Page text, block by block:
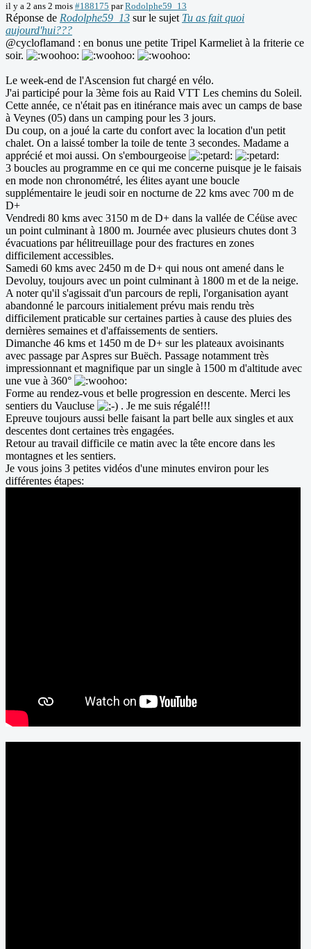
il y a 2 ans 2 mois #188175 parRodolphe59_13
Réponse de Rodolphe59_13 sur le sujet Tu as fait quoi
aujourd'hui???
@cycloflamand : en bonus une petite Tripel Karmeliet à la friterie ce
soir.
Le week-end de l'Ascension fut chargé en vélo.
J'ai participé pour la 3ème fois au Raid VTT Les chemins du Soleil.
Cette année, ce n'était pas en itinérance mais avec un camps de base
à Veynes (05) dans un camping pour les 3 jours.
Du coup, on a joué la carte du confort avec la location d'un petit
chalet. On a laissé tomber la toile de tente 3 secondes. Madame a
apprécié et moi aussi. On s'embourgeoise
3 boucles au programme en ce qui me concerne puisque je le faisais
en mode non chronométré, les élites ayant une boucle
supplémentaire le jeudi soir en nocturne de 22 kms avec 700 m de
D+
Vendredi 80 kms avec 3150 m de D+ dans la vallée de Céüse avec
un point culminant à 1800 m. Journée avec plusieurs chutes dont 3
évacuations par hélitreuillage pour des fractures en zones
difficilement accessibles.
Samedi 60 kms avec 2450 m de D+ qui nous ont amené dans le
Devoluy, toujours avec un point culminant à 1800 m et de la neige.
A noter qu'il s'agissait d'un parcours de repli, l'organisation ayant
abandonné le parcours initialement prévu mais rendu très
difficilement praticable sur certaines parties à cause des pluies des
dernières semaines et d'affaissements de sentiers.
Dimanche 46 kms et 1450 m de D+ sur les plateaux avoisinants
avec passage par Aspres sur Buëch. Passage notamment très
impressionnant et magnifique par un single à 1500 m d'altitude avec
une vue à 360°
Forme au rendez-vous et belle progression en descente. Merci les
sentiers du Vaucluse
. Je me suis régalé!!!
Epreuve toujours aussi belle faisant la part belle aux singles et aux
descentes dont certaines très engagées.
Retour au travail difficile ce matin avec la tête encore dans les
montagnes et les sentiers.
Je vous joins 3 petites vidéos d'une minutes environ pour les
différentes étapes: